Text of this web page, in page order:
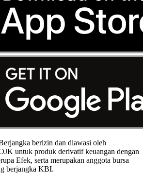
berizin dan diawasi oleh
untuk produk derivatif keuangan dengan
Efek, serta merupakan anggota bursa
berjangka KBI.